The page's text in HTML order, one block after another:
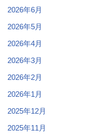
2026年6月
2026年5月
2026年4月
2026年3月
2026年2月
2026年1月
2025年12月
2025年11月